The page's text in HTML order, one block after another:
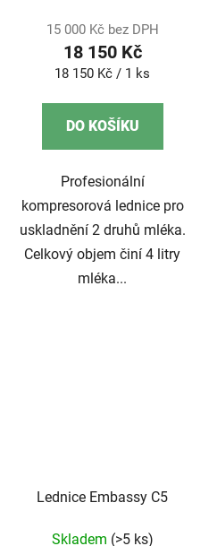
15 000 Kč bez DPH
18 150 Kč
Měrná
18 150 Kč / 1 ks
DO KOŠÍKU
Profesionální
kompresorová lednice pro
uskladnění 2 druhů mléka.
Celkový objem činí 4 litry
mléka...
Lednice Embassy C5
Skladem (>5 ks)